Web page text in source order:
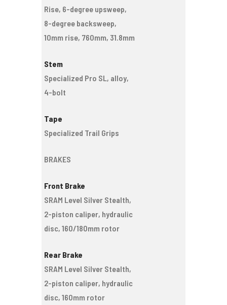
Rise, 6-degree upsweep,
8-degree backsweep,
10mm rise, 760mm, 31.8mm
Stem
Specialized Pro SL, alloy,
4-bolt
Tape
Specialized Trail Grips
BRAKES
Front Brake
SRAM Level Silver Stealth,
2-piston caliper, hydraulic
disc, 160/180mm rotor
Rear Brake
SRAM Level Silver Stealth,
2-piston caliper, hydraulic
disc, 160mm rotor